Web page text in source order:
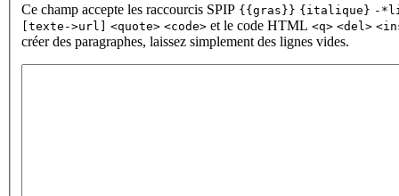
Ce champ accepte les raccourcis SPIP {{gras}} {italique} -
[texte->url] <quote> <code> et le code HTML <q> <del>
créer des paragraphes, laissez simplement des lignes vides.